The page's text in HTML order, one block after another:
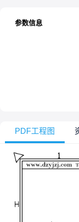
参数信息
PDF工程图